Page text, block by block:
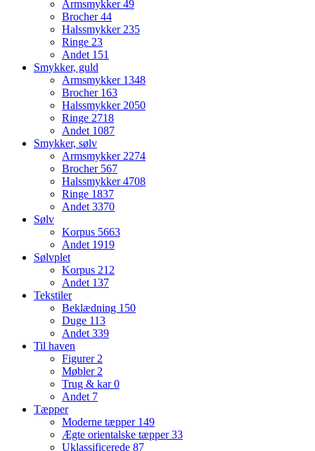
Armsmykker49
Brocher44
Halssmykker235
Ringe 23
Andet 151
Smykker, guld
Armsmykker 1348
Brocher 163
Halssmykker2050
Ringe 2718
Andet 1087
Smykker, sølv
Armsmykker2274
Brocher 567
Halssmykker4708
Ringe 1837
Andet3370
Sølv
Korpus 5663
Andet 1919
Sølvplet
Korpus 212
Andet 137
Tekstiler
Beklædning 150
Duge 113
Andet339
Til haven
Figurer2
Møbler2
Trug & kar0
Andet 7
Tæpper
Moderne tæpper 149
Ægte orientalske tæpper33
Uklassificerede 87